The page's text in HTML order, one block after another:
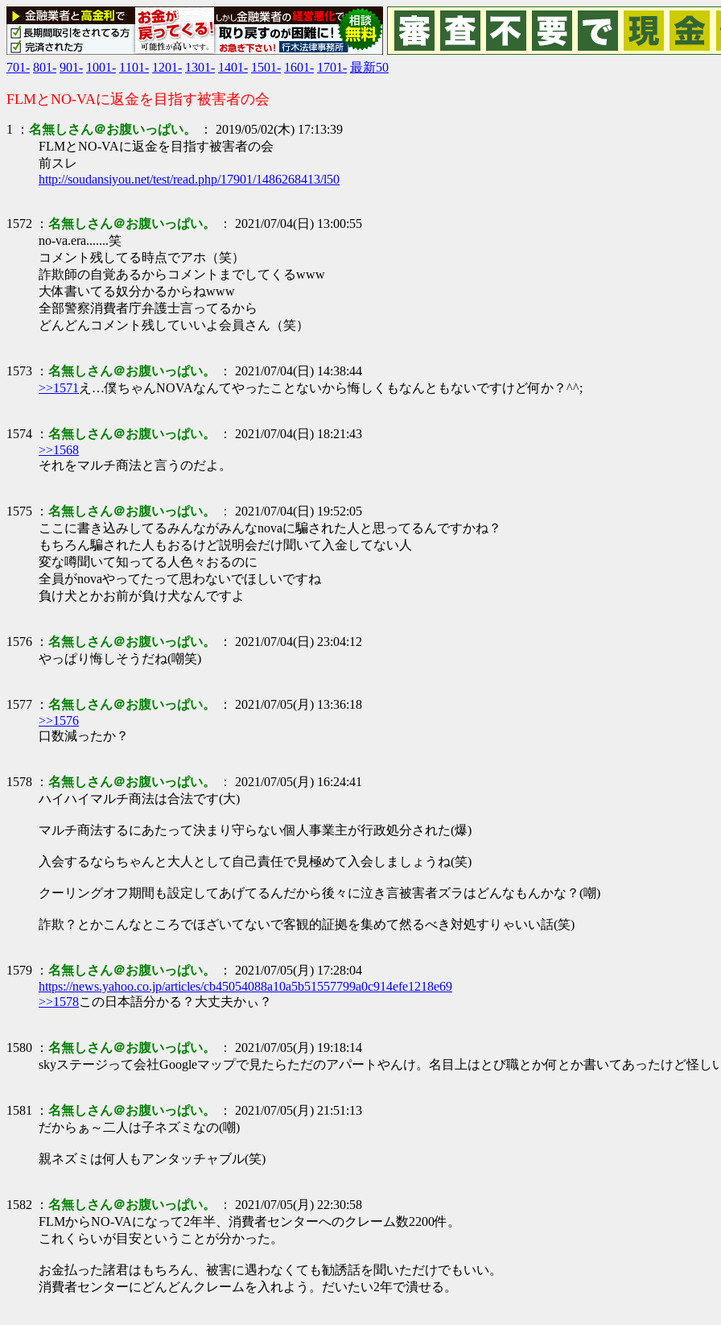
701- 801- 901- 1001- 1101- 1201- 1301- 1401- 1501- 1601- 1701- 最新50
FLMとNO-VAに返金を目指す被害者の会
1 ： 名無しさん＠お腹いっぱい。
： 2019/05/02(木) 17:13:39
FLMとNO-VAに返金を目指す被害者の会
前スレ
http://soudansiyou.net/test/read.php/17901/1486268413/l50
1572 ： 名無しさん＠お腹いっぱい。
： 2021/07/04(日) 13:00:55
no-va.era.......笑
コメント残してる時点でアホ（笑）
詐欺師の自覚あるからコメントまでしてくるwww
大体書いてる奴分かるからねwww
全部警察消費者庁弁護士言ってるから
どんどんコメント残していいよ会員さん（笑）
1573 ： 名無しさん＠お腹いっぱい。
： 2021/07/04(日) 14:38:44
>>1571 え…僕ちゃんNOVAなんてやったことないから悔しくもなんともないですけど何か？^^;
1574 ： 名無しさん＠お腹いっぱい。
： 2021/07/04(日) 18:21:43
>>1568
それをマルチ商法と言うのだよ。
1575 ： 名無しさん＠お腹いっぱい。
： 2021/07/04(日) 19:52:05
ここに書き込みしてるみんながみんなnovaに騙された人と思ってるんですかね？
もちろん騙された人もおるけど説明会だけ聞いて入金してない人
変な噂聞いて知ってる人色々おるのに
全員がnovaやってたって思わないでほしいですね
負け犬とかお前が負け犬なんですよ
1576 ： 名無しさん＠お腹いっぱい。
： 2021/07/04(日) 23:04:12
やっぱり悔しそうだね(嘲笑)
1577 ： 名無しさん＠お腹いっぱい。
： 2021/07/05(月) 13:36:18
>>1576
口数減ったか？
1578 ： 名無しさん＠お腹いっぱい。
： 2021/07/05(月) 16:24:41
ハイハイマルチ商法は合法です(大)
マルチ商法するにあたって決まり守らない個人事業主が行政処分された(爆)
入会するならちゃんと大人として自己責任で見極めて入会しましょうね(笑)
クーリングオフ期間も設定してあげてるんだから後々に泣き言被害者ズラはどんなもんかな？(嘲)
詐欺？とかこんなところでほざいてないで客観的証拠を集めて然るべき対処すりゃいい話(笑)
1579 ： 名無しさん＠お腹いっぱい。
： 2021/07/05(月) 17:28:04
https://news.yahoo.co.jp/articles/cb45054088a10a5b51557799a0c914efe1218e69
>>1578この日本語分かる？大丈夫かぃ？
1580 ： 名無しさん＠お腹いっぱい。
： 2021/07/05(月) 19:18:14
skyステージって会社Googleマップで見たらただのアパートやんけ。名目上はとび職とか何とか書いてあったけど怪し
1581 ： 名無しさん＠お腹いっぱい。
： 2021/07/05(月) 21:51:13
だからぁ～二人は子ネズミなの(嘲)
親ネズミは何人もアンタッチャブル(笑)
1582 ： 名無しさん＠お腹いっぱい。
： 2021/07/05(月) 22:30:58
FLMからNO-VAになって2年半、消費者センターへのクレーム数2200件。
これくらいが目安ということが分かった。
お金払った諸君はもちろん、被害に遇わなくても勧誘話を聞いただけでもいい。
消費者センターにどんどんクレームを入れよう。だいたい2年で潰せる。